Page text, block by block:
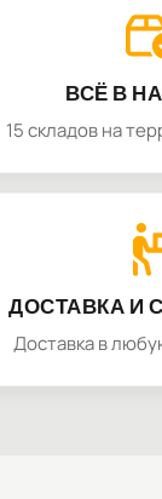
ВСЁ В
15 складов на
ДОСТАВКА И
Доставка в